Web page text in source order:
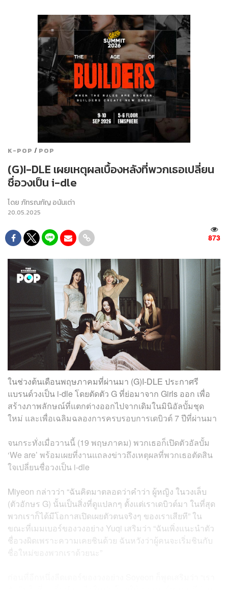
K-POP / POP
(G)I-DLE เผยเหตุผลเบื้องหลังที่พวกเธอเปลี่ยน
ชื่อวงเป็น i-dle
โดย ภัทรณกัญ อนันเต่า
20.05.2025
873
ในช่วงต้นเดือนพฤษภาคมที่ผ่านมา (G)I-DLE ประกาศรี
แบรนด์วงเป็น i-dle โดยตัดตัว G ที่ย่อมาจาก Girls ออก เพื่อ
สร้างภาพลักษณ์ที่แตกต่างออกไปจากเดิมในมินิอัลบั้มชุด
ใหม่ และเพื่อเฉลิมฉลองการครบรอบการเดบิวต์ 7 ปีที่ผ่านมา
จนกระทั่งเมื่อวานนี้ (19 พฤษภาคม) พวกเธอก็เปิดตัวอัลบั้ม
‘We are’ พร้อมเผยที่งานแถลงข่าวถึงเหตุผลที่พวกเธอตัดสิน
ใจเปลี่ยนชื่อวงเป็น i-dle
Miyeon กล่าวว่า “ฉันคิดมาตลอดว่าคำว่า ผู้หญิง ในวงเล็บ
(ตัวอักษร G) นั้นเป็นสิ่งที่ดูแปลกๆ ตั้งแต่เราเดบิวต์มา ในที่สุด
พวกเราก็ได้มีโอกาสเปิดเผยตัวตนจริงๆ ของเราเสียที” ใน
ขณะที่เมมเบอร์ของวงอย่าง Yuqi เสริมว่า “ฉันเพิ่งแนะนำตัว
ชื่อวงผิดเพราะความเคยชินด้วย ฉันหวังว่าผู้คนจะเริ่มชินกับ
ชื่อใหม่ของพวกเราด้วยนะ”